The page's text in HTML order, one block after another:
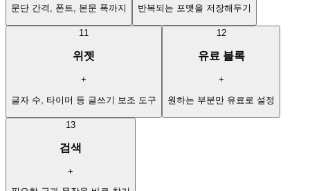
문단 간격, 폰트, 본문 폭까지
반복되는 포맷을 저장해두기
11
위젯
+
글자 수, 타이머 등 글쓰기 보조 도구
12
유료 블록
+
원하는 부분만 유료로 설정
13
검색
+